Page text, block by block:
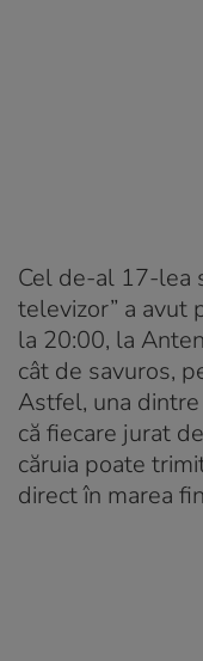
Cel de-al 17-lea
televizor” a avut
la 20:00, la
cât de savuros,
Astfel, una
că fiecare jurat
căruia poate
direct în marea